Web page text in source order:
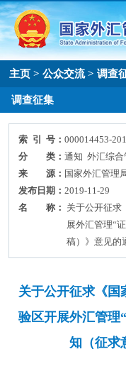
主页 >公众交流>调查
调查征集
索 引 号：000014453-
分 类：通知 外汇综
来 源： 国家外汇管理
发布日期：2019-11-29
名 称： 关于公开征求
展外汇管理“
稿）》意见的
关于公开征求《国
验区开展外汇管理
知（征求